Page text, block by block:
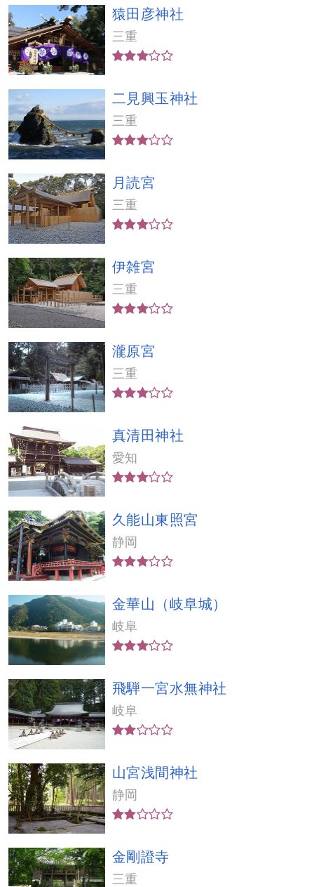
猿田彦神社
三重
二見興玉神社
三重
月読宮
三重
伊雑宮
三重
瀧原宮
三重
真清田神社
愛知
久能山東照宮
静岡
金華山（岐阜城）
岐阜
飛騨一宮水無神社
岐阜
山宮浅間神社
静岡
金剛證寺
三重